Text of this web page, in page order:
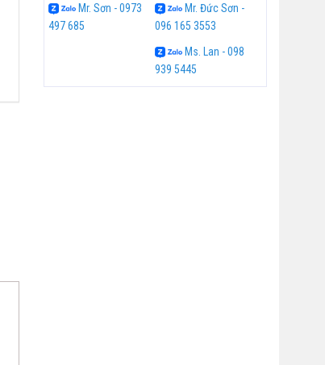
Mr. Sơn - 0973
497 685
Mr. Đức Sơn -
096 165 3553
Ms. Lan - 098
939 5445